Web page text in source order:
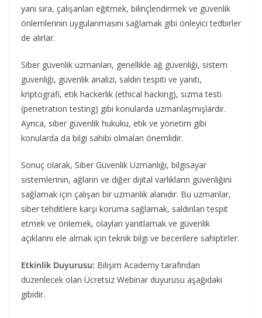
yanı sıra, çalışanları eğitmek, bilinçlendirmek ve güvenlik
önlemlerinin uygulanmasını sağlamak gibi önleyici tedbirler
de alırlar.
Siber güvenlik uzmanları, genellikle ağ güvenliği, sistem
güvenliği, güvenlik analizi, saldırı tespiti ve yanıtı,
kriptografi, etik hackerlık (ethical hacking), sızma testi
(penetration testing) gibi konularda uzmanlaşmışlardır.
Ayrıca, siber güvenlik hukuku, etik ve yönetim gibi
konularda da bilgi sahibi olmaları önemlidir.
Sonuç olarak, Siber Güvenlik Uzmanlığı, bilgisayar
sistemlerinin, ağların ve diğer dijital varlıkların güvenliğini
sağlamak için çalışan bir uzmanlık alanıdır. Bu uzmanlar,
siber tehditlere karşı koruma sağlamak, saldırıları tespit
etmek ve önlemek, olayları yanıtlamak ve güvenlik
açıklarını ele almak için teknik bilgi ve becerilere sahiptirler.
Etkinlik Duyurusu: Bilişim Academy tarafından
düzenlecek olan Ücretsiz Webinar duyurusu aşağıdaki
gibidir.